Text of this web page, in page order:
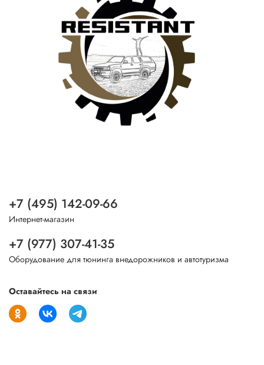
+7 (495) 142-09-66
Интернет-магазин
+7 (977) 307-41-35
Оборудование для тюнинга внедорожников и автотуризма
Оставайтесь на связи